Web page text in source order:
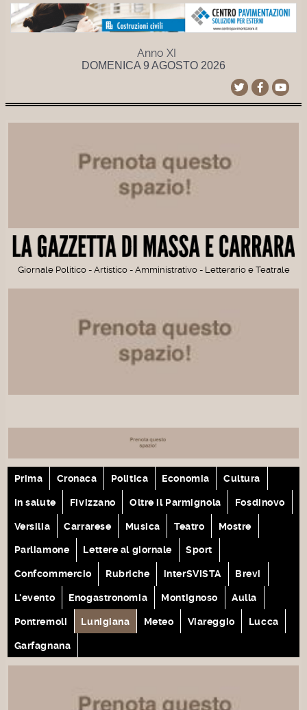
Anno XI
DOMENICA 9 AGOSTO 2026
Giornale Politico - Artistico - Amministrativo - Letterario e Teatrale
Prima Cronaca Politica Economia Cultura
In salute Fivizzano Oltre il Parmignola Fosdinovo
Versilia Carrarese Musica Teatro Mostre
Parliamone Lettere al giornale Sport
Confcommercio Rubriche interSVISTA Brevi
L'evento Enogastronomia Montignoso Aulla
Pontremoli Lunigiana Meteo Viareggio Lucca
Garfagnana